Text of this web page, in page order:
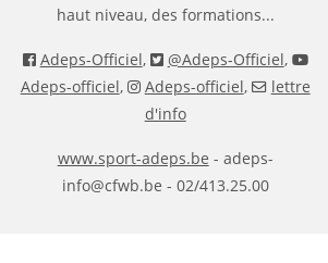
haut niveau, des formations...
Adeps-Officiel, @Adeps-Officiel,
Adeps-officiel, Adeps-officiel,
lettre
d'info
www.sport-adeps.be - adeps-
info@cfwb.be - 02/413.25.00